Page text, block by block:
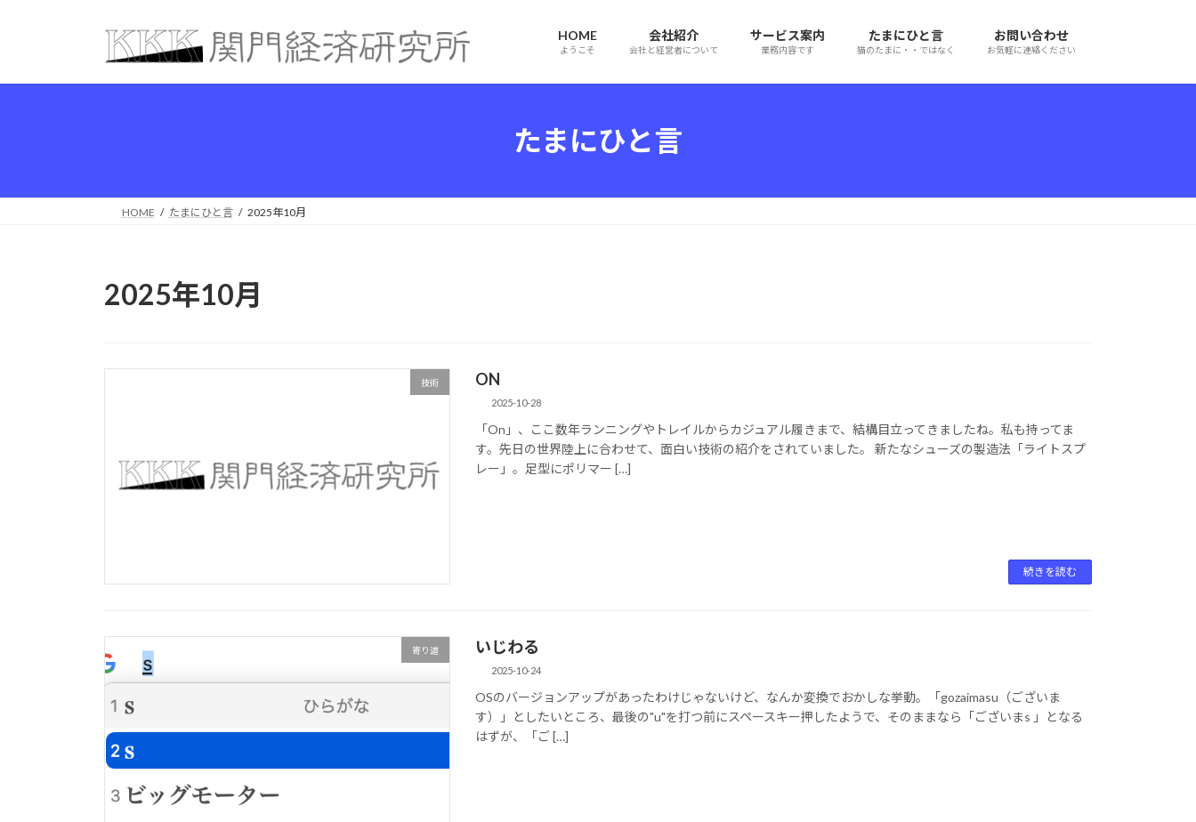
プ
動
HOME
ようこそ
会社紹介
会社と経営者について
サービス案内
業務内容です
たまにひと言
猫のたまに・・ではなく
お問い合わせ
お気軽に連絡ください
たまにひと言
HOME たまにひと言 2025年10月
2025年10月
技術 ON
2025-10-28
「On」、ここ数年ランニングやトレイルからカジュアル履きまで、結構目立ってきましたね。私も持ってま
す。先日の世界陸上に合わせて、面白い技術の紹介をされていました。 新たなシューズの製造法「ライトスプ
レー」。足型にポリマー […]
続きを読む
寄り道 いじわる
2025-10-24
OSのバージョンアップがあったわけじゃないけど、なんか変換でおかしな挙動。「gozaimasu（ございま
す）」としたいところ、最後の"u"を打つ前にスペースキー押したようで、そのままなら「ございまs 」となる
はずが、「ご […]